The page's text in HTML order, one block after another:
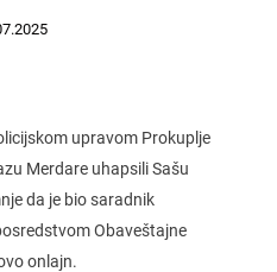
upravom Prokuplje
Merdare uhapsili Sašu
da je bio saradnik
Obaveštajne
onlajn.